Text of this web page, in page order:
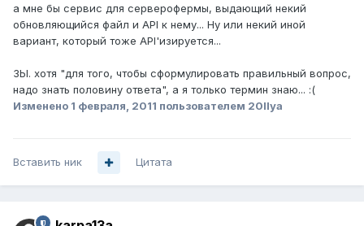
а мне бы сервис для серверофермы, выдающий некий
обновляющийся файл и API к нему... Ну или некий иной
вариант, который тоже API'изируется...
ЗЫ. хотя "для того, чтобы сформулировать правильный вопрос,
надо знать половину ответа", а я только термин знаю... :(
Изменено 1 февраля, 2011 пользователем 20Ilya
Вставить ник Цитата